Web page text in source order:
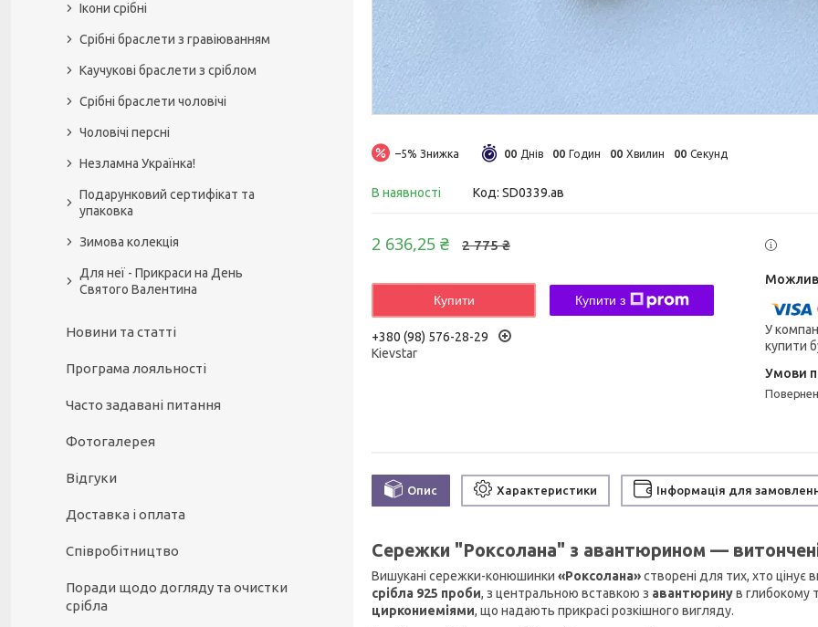
–5% 00 Днів 00 Годин 00 Хвилин 00 Секунд
В наявності Код: SD0339.ав
2 775 ₴
2 636,25 ₴
Купити Купити з
+380 (98) 576-28-29
Kievstar
У
купити
Опис Характеристики Інформація для
Сережки "Роксолана" з авантюрином —
Вишукані сережки-конюшинки «Роксолана»створені для тих, хто цінує
срібла 925 проби, з центральною вставкою з авантюринув глибокому
циркониеміями, що надають прикрасі розкішного вигляду.
Ікони срібні
Срібні браслети з гравіюванням
Каучукові браслети з сріблом
Срібні браслети чоловічі
Чоловічі персні
Незламна Українка!
Подарунковий сертифікат та
упаковка
Зимова колекція
Для неї - Прикраси на День
Святого Валентина
Новини та статті
Програма лояльності
Часто задавані питання
Фотогалерея
Відгуки
Доставка і оплата
Співробітництво
Поради щодо догляду та очистки
срібла